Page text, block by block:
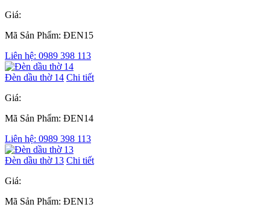
Giá:
Mã Sản Phẩm: ĐEN15
Liên hệ: 0989 398 113
Đèn dầu thờ 14 Chi tiết
Giá:
Mã Sản Phẩm: ĐEN14
Liên hệ: 0989 398 113
Đèn dầu thờ 13 Chi tiết
Giá:
Mã Sản Phẩm: ĐEN13